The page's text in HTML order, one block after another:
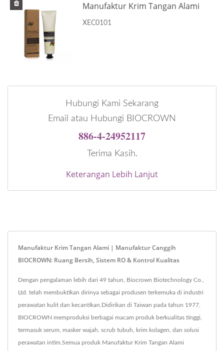
Manufaktur Krim Tangan Alami
XEC0101
Hubungi Kami Sekarang
Email atau Hubungi BIOCROWN
886-4-24952117
Terima Kasih.
Keterangan Lebih Lanjut
Manufaktur Krim Tangan Alami | Manufaktur Canggih
BIOCROWN: Ruang Bersih, Sistem RO & Kontrol Kualitas
Dengan pengalaman lebih dari 49 tahun, Biocrown Biotechnology Co.,
Ltd. telah membuktikan dirinya sebagai produsen terkemuka di industri
perawatan kulit dan kecantikan.Didirikan di Taiwan pada tahun 1977,
BIOCROWN memproduksi berbagai macam produk berkualitas tinggi,
termasuk serum, masker wajah, scrub tubuh, krim kolagen, dan solusi
perawatan intim.Semua produk Manufaktur Krim Tangan Alami